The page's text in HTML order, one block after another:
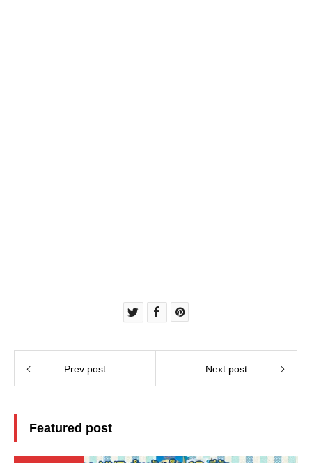
Prev post Next post
Featured post